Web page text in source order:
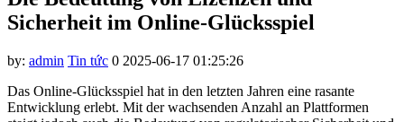
panel
panel
panel
Sicherheit im Online-Glücksspiel
by: admin Tin tức 0 2025-06-17 01:25:26
Das Online-Glücksspiel hat in den letzten Jahren eine rasante
Entwicklung erlebt. Mit der wachsenden Anzahl an Plattformen